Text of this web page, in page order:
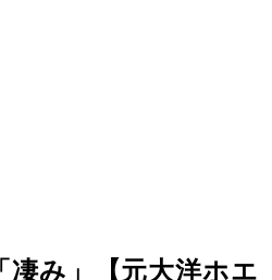
凄み」【元大洋ホエ